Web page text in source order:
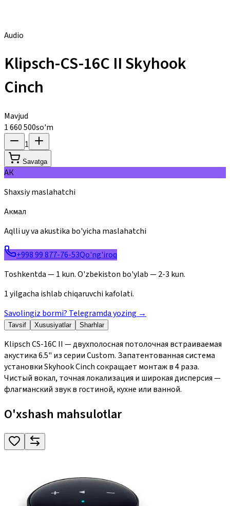
Audio
Klipsch-CS-16C II Skyhook
Cinch
Mavjud
1 660 500so'm
1
Savatga
АК
Shaxsiy maslahatchi
Акмал
Aqlli uy va akustika bo'yicha maslahatchi
+998 99 877-76-53Qo'ng'iroq
Toshkentda — 1 kun. O'zbekiston bo'ylab — 2-3 kun.
1 yilgacha ishlab chiqaruvchi kafolati.
Savolingiz bormi? Telegramda yozing →
Tavsif Xususiyatlar Sharhlar
Klipsch CS-16C II — двухполосная потолочная встраиваемая
акустика 6.5" из серии Custom. Запатентованная система
установки Skyhook Cinch сокращает монтаж в 4 раза.
Чистый вокал, точная локализация и широкая дисперсия —
флагманский звук в гостиной, кухне или ванной.
O'xshash mahsulotlar